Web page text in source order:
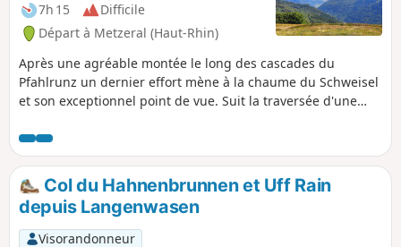
7h 15
Difficile
Départ à Metzeral (Haut-Rhin)
Après une agréable montée le long des cascades du
Pfahlrunz un dernier effort mène à la chaume du Schweisel
et son exceptionnel point de vue. Suit la traversée d'une
Hahnenbrunnen. Le retour par les chaumes du Salzbach
puis de Uff Rain permet une vue remarquable sur les plus
hauts sommets avant une longue descente à travers les
Bois de Muhlbach. Elle aboutit à une jolie passerelle sur le
ruisseau de la Salzbach devenu la rivière Fecht qui, le long
de sa rive gauche, conduit au parking.
Col du Hahnenbrunnen et Uff Rain
depuis Langenwasen
Visorandonneur